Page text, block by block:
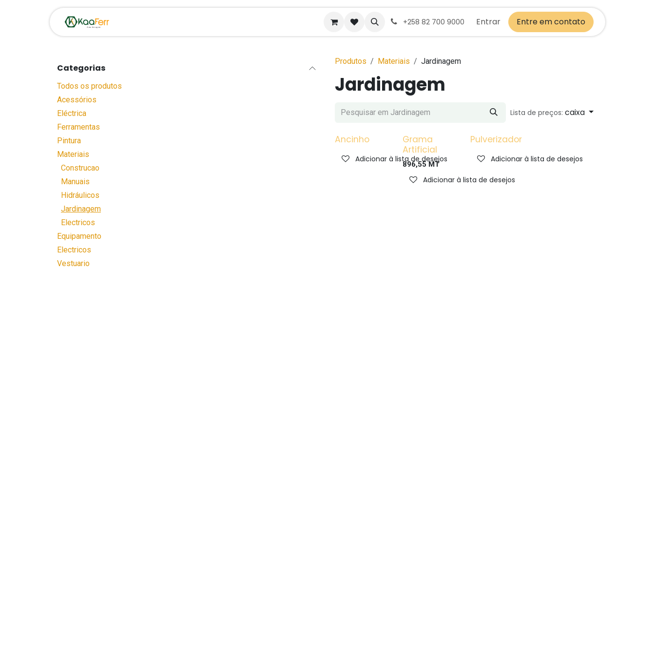
Pular para o conteúdo
+258 82 700 9000 Entrar Entre em contato
Categorias
Todos os produtos
Acessórios
Eléctrica
Ferramentas
Pintura
Materiais
Construcao
Manuais
Hidráulicos
Jardinagem
Electricos
Equipamento
Electricos
Vestuario
Produtos Materiais Jardinagem
Jardinagem
Lista de preços: caixa
Ancinho
Adicionar à lista de desejos
Grama
Artificial
896,55MT
Adicionar à lista de desejos
Pulverizador
Adicionar à lista de desejos